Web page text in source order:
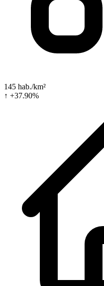
145 hab./km²
↑ +37.90%